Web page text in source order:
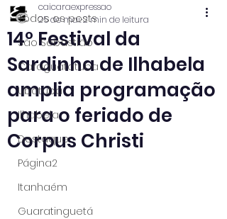
Todos os posts
São Sebastião
Caraguatatuba
Ubatuba
Ilhabela
Destaque
Página2
Itanhaém
Guaratinguetá
14º Festival da
Sardinha de Ilhabela
amplia programação
para o feriado de
Corpus Christi
caicaraexpressao
25 de mai.2 min de leitura